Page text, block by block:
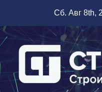
содержимому
Сб. Авг 8th,